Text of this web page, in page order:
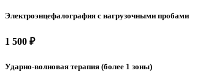
Электроэнцефалография с нагрузочными пробами
1 500 ₽
Ударно-волновая терапия (более 1 зоны)